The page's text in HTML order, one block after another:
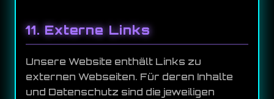
11. Externe Links
Unsere Website enthält Links zu
externen Webseiten. Für deren Inhalte
und Datenschutz sind die jeweiligen